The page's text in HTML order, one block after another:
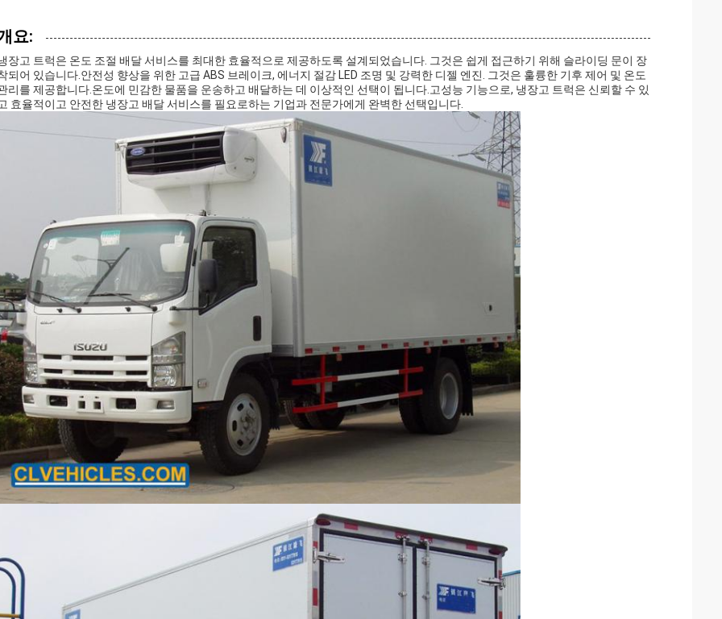
요:
장고 트럭은 온도 조절 배달 서비스를 최대한 효율적으로 제공하도록 설계되었습니다. 그것은 쉽게 접근하기 위해 슬라이딩 문이 장
되어 있습니다.안전성 향상을 위한 고급 ABS 브레이크, 에너지 절감 LED 조명 및 강력한 디젤 엔진. 그것은 훌륭한 기후 제어 및 온도
리를 제공합니다.온도에 민감한 물품을 운송하고 배달하는 데 이상적인 선택이 됩니다.고성능 기능으로, 냉장고 트럭은 신뢰할 수 있
효율적이고 안전한 냉장고 배달 서비스를 필요로하는 기업과 전문가에게 완벽한 선택입니다.